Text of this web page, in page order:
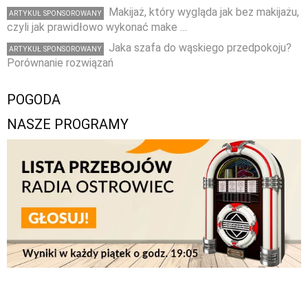
ARTYKUŁ SPONSOROWANY
Makijaż, który wygląda jak bez makijażu,
czyli jak prawidłowo wykonać make …
ARTYKUŁ SPONSOROWANY
Jaka szafa do wąskiego przedpokoju?
Porównanie rozwiązań
POGODA
NASZE PROGRAMY